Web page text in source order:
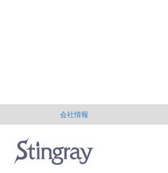
会社情報